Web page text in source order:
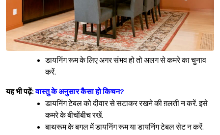
डायनिंग रूम के लिए अगर संभव हो तो अलग से कमरे का चुनाव
करें.
यह भी पढ़ें:वास्तु के अनुसार कैसा हो किचन?
डायनिंग टेबल को दीवार से सटाकर रखने की ग़लती न करें. इसे
कमरे के बीचोंबीच रखें.
बाथरूम के बगल में डायनिंग रूम या डायनिंग टेबल सेट न करें.